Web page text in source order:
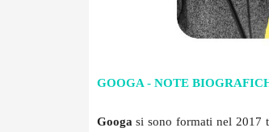
GOOGA - NOTE
Googa si sono formati nel 2017